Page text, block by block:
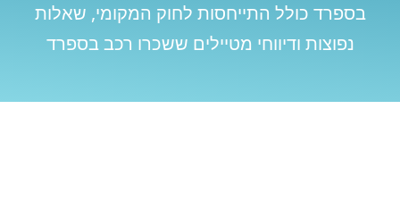
בספרד כולל התייחסות לחוק המקומי, שאלות
נפוצות ודיווחי מטיילים ששכרו רכב בספרד